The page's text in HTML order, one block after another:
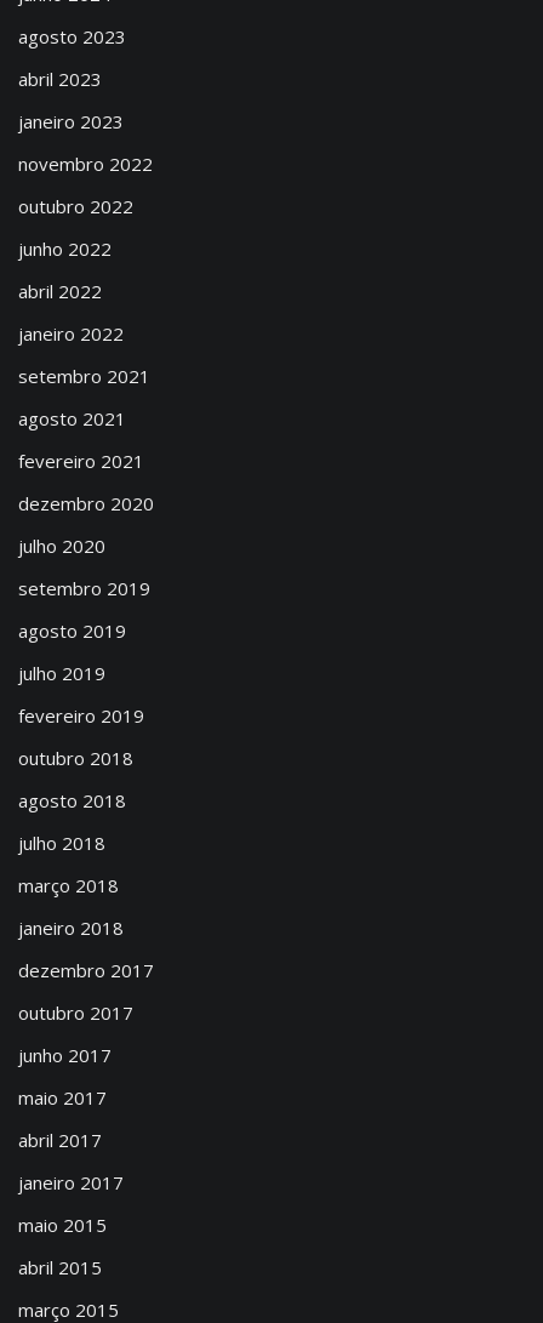
agosto 2023
abril 2023
janeiro 2023
novembro 2022
outubro 2022
junho 2022
abril 2022
janeiro 2022
setembro 2021
agosto 2021
fevereiro 2021
dezembro 2020
julho 2020
setembro 2019
agosto 2019
julho 2019
fevereiro 2019
outubro 2018
agosto 2018
julho 2018
março 2018
janeiro 2018
dezembro 2017
outubro 2017
junho 2017
maio 2017
abril 2017
janeiro 2017
maio 2015
abril 2015
março 2015